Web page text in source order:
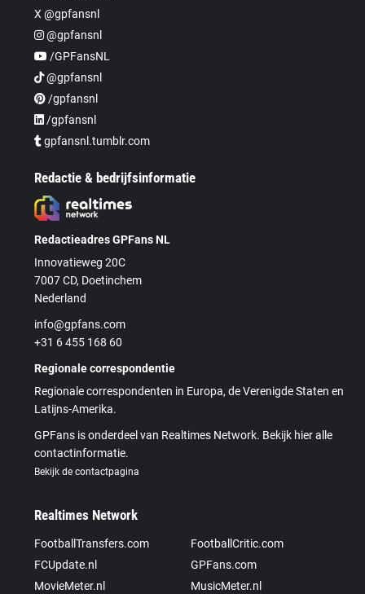
X @gpfansnl
@gpfansnl
/GPFansNL
@gpfansnl
/gpfansnl
/gpfansnl
gpfansnl.tumblr.com
Redactie & bedrijfsinformatie
Redactieadres GPFans NL
Innovatieweg 20C
7007 CD, Doetinchem
Nederland
info@gpfans.com
+31 6 455 168 60
Regionale correspondentie
Regionale correspondenten in Europa, de Verenigde Staten en
Latijns-Amerika.
GPFans is onderdeel van Realtimes Network. Bekijk hier alle
contactinformatie.
Bekijk de contactpagina
Realtimes Network
FootballTransfers.com
FootballCritic.com
FCUpdate.nl
GPFans.com
MovieMeter.nl
MusicMeter.nl